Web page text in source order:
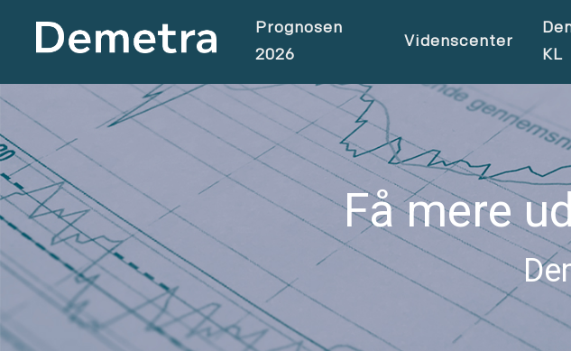
Prognosen
2026
Videnscenter
KL
Få mere